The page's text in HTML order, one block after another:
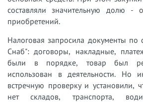
составляли значительную долю -
приобретений.
Налоговая запросила документы по
Снаб": договоры, накладные,
были в порядке, товар был
использован в деятельности. Но
встречную проверку и установили,
нет складов, транспорта,